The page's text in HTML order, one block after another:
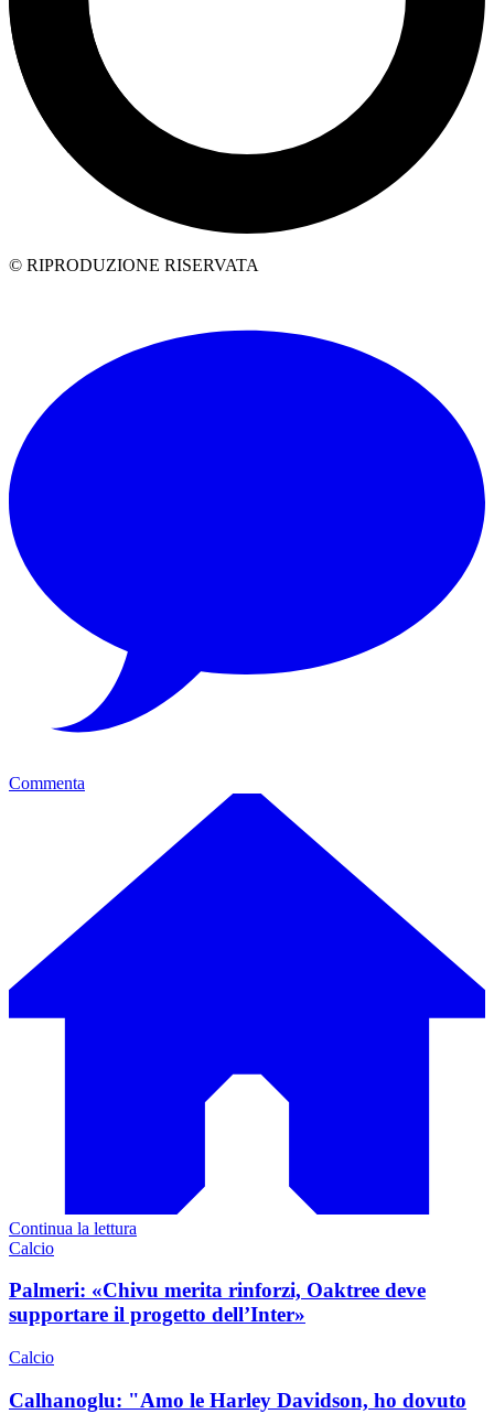
© RIPRODUZIONE RISERVATA
Commenta
Continua la lettura
Calcio
Palmeri: «Chivu merita rinforzi, Oaktree deve
supportare il progetto dell’Inter»
Calcio
Calhanoglu: "Amo le Harley Davidson, ho dovuto